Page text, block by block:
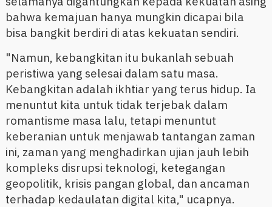
bahwa kemajuan hanya mungkin dicapai bila
bisa bangkit berdiri di atas kekuatan sendiri.
"Namun, kebangkitan itu bukanlah sebuah
peristiwa yang selesai dalam satu masa.
Kebangkitan adalah ikhtiar yang terus hidup. Ia
menuntut kita untuk tidak terjebak dalam
romantisme masa lalu, tetapi menuntut
keberanian untuk menjawab tantangan zaman
ini, zaman yang menghadirkan ujian jauh lebih
kompleks disrupsi teknologi, ketegangan
geopolitik, krisis pangan global, dan ancaman
terhadap kedaulatan digital kita," ucapnya.